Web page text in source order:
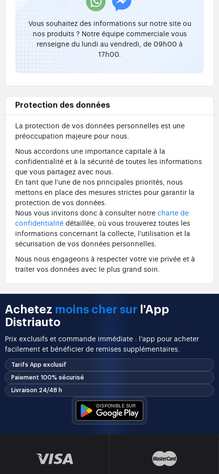
Vous souhaitez des informations sur notre site ou
nos produits ? Notre équipe commerciale vous
renseigne du lundi au vendredi, de 09h00 à
17h00.
Protection des données
La protection de vos données personnelles est une
préoccupation majeure pour nous.
Nous accordons une importance capitale à la
confidentialité et à la sécurité de toutes les informations
que vous partagez avec nous.
En tant que l'une de nos principales priorités, nous
mettons en place des mesures strictes pour garantir la
protection de vos données.
Nous vous invitons donc à consulter notre charte de
confidentialité détaillée, où vous trouverez toutes les
informations concernant la collecte, l'utilisation et la
sécurisation de vos données personnelles.
Nous nous engageons à respecter votre vie privée et à
traiter vos données avec le plus grand soin.
Achetez moins cher sur l'App
Distriauto
Prix exclusifs et commande immédiate : l’app pour acheter
facilement et bénéficier de remises supplémentaires.
Tarifs App exclusif
Paiement 100% sécurisé
Livraison 24/48 h